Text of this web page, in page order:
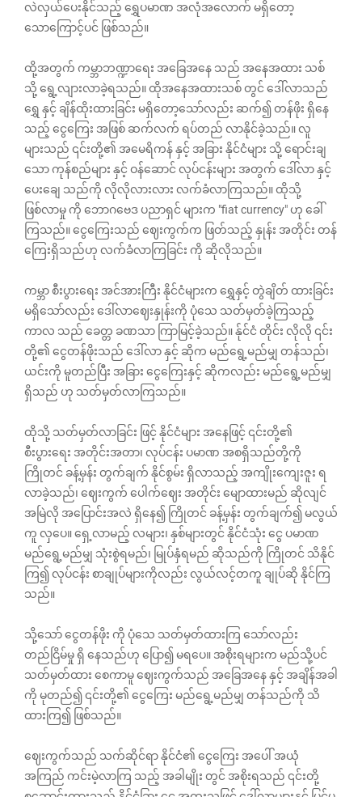
လဲလှယ်ပေးနိုင်သည့် ရွှေပမာဏ အလုံအလောက် မရှိတော့
သောကြောင့်ပင် ဖြစ်သည်။
ထို့အတွက် ကမ္ဘာဘဏ္ဍာရေး အခြေအနေ သည် အနေအထား သစ်
သို့ ရွေ့လျားလာခဲ့ရသည်။ ထိုအနေအထားသစ် တွင် ဒေါ်လာသည်
ရွှေ နှင့် ချိန်ထိုးထားခြင်း မရှိတော့သော်လည်း ဆက်၍ တန်ဖိုး ရှိနေ
သည့် ငွေကြေး အဖြစ် ဆက်လက် ရပ်တည် လာနိုင်ခဲ့သည်။ လူ
များသည် ‌၎င်းတို့၏ အမေရိကန် နှင့် အခြား နိုင်ငံများ သို့ ရောင်းချ
သော ကုန်စည်များ နှင့် ဝန်ဆောင် လုပ်ငန်းများ အတွက် ဒေါ်လာ နှင့်
ပေးချေ သည်ကို လိုလိုလားလား လက်ခံလာကြသည်။ ထိုသို့
ဖြစ်လာမှု ကို ဘောဂဗေဒ ပညာရှင် များက "fiat currency" ဟု ခေါ်
ကြသည်။ ငွေကြေးသည် ဈေးကွက်က ဖြတ်သည့် နှုန်း အတိုင်း တန်
ကြေးရှိသည်ဟု လက်ခံလာကြခြင်း ကို ဆိုလိုသည်။
ကမ္ဘာ စီးပွားရေး အင်အားကြီး နိုင်ငံများက ရွှေနှင့် တွဲချိတ် ထားခြင်း
မရှိသော်လည်း ဒေါ်လာဈေးနှုန်းကို ပုံသေ သတ်မှတ်ခဲ့ကြသည့်
ကာလ သည် ခေတ္တ ခဏသာ ကြာမြင့်ခဲ့သည်။ န်ုင်ငံ တိုင်း လိုလို ၎င်း
တို့၏ ငွေတန်ဖိုးသည် ဒေါ်လာ နှင့် ဆိုက မည်ရွေ့မည်မျှ တန်သည်၊
ယင်းကို မူတည်ပြီး အခြား ငွေကြေးနှင့် ဆိုကလည်း မည်ရွေ့မည်မျှ
ရှိသည် ဟု သတ်မှတ်လာကြသည်။
ထိုသို့ သတ်မှတ်လာခြင်း ဖြင့် နိုင်ငံများ အနေဖြင့် ၎င်းတို့၏
စီးပွားရေး အတိုင်းအတာ၊ လုပ်ငန်း ပမာဏ အစရှိသည်တို့ကို
ကြိုတင် ခန့်မှန်း တွက်ချက် နိုင်စွမ်း ရှိလာသည့် အကျိုးကျေးဇူး ရ
လာခဲ့သည်၊ ‌ဈေးကွက် ပေါက်ဈေး အတိုင်း မျောထားမည် ဆိုလျင်
အမြဲလို အပြောင်းအလဲ ရှိနေ၍ ကြိုတင် ခန့်မှန်း တွက်ချက်၍ မလွယ်
ကူ လှပေ။ ရှေ့လာမည့် လများ၊ နှစ်များတွင် နိုင်ငံသုံး ငွေ ပမာဏ
မည်ရွေ့မည်မျှ သုံးစွဲရမည်၊ မြုပ်နှံရမည် ဆိုသည်ကို ကြိုတင် သိနိုင်
ကြ၍ လုပ်ငန်း စာချုပ်များကိုလည်း လွယ်လင့်တကူ ချုပ်ဆို နိုင်ကြ
သည်။
သို့သော် ငွေတန်ဖိုး ကို ပုံသေ သတ်မှတ်ထားကြ‌ သော်လည်း
တည်ငြိမ်မှု ရှိ‌ နေသည်ဟု ပြော၍ မရပေ။ အစိုးရများက မည်သို့ပင်
သတ်မှတ်ထား‌ စေကာမူ ဈေးကွက်သည် အခြေအနေ နှင့် အချိန်အခါ
ကို မုတည်၍ ၎င်းတို့၏ ငွေကြေး မည်ရွေ့မည်မျှ တန်သည်ကို သိ
ထားကြ၍ ဖြစ်သည်။
ဈေးကွက်သည် သက်ဆိုင်ရာ နိုင်ငံ၏ ငွေကြေး အပေါ် အယုံ
အကြည် ကင်းမဲ့လာကြ သည့် အခါမျိုး တွင် အစိုးရသည် ၎င်းတို့